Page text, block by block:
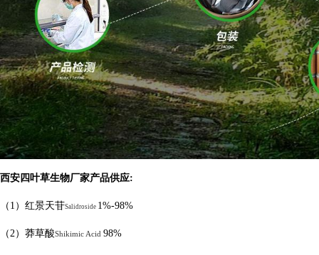
西安四叶草生物厂家产品供应:
（ 1 ）红景天苷Salidroside 1%-98%
（2）莽草酸Shikimic Acid 98%